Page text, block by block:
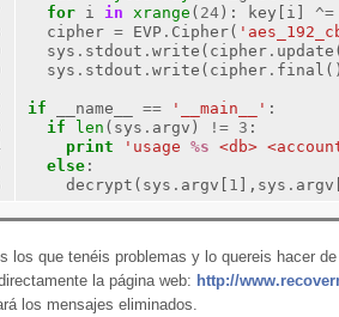
for i in xrange ( 24 ): key[i] ^=
  cipher
= EVP . Cipher(
  sys
. stdout .write(cipher .
  sys
. stdout .write(cipher .
if __name__ == '__main__' :
if
len (sys . argv) != 3 :
print
'usage %s <db>
else :
    decrypt(sys
. argv[ 1 ],sys . argv[
los que tenéis problemas y lo quereis hacer
la página web: http://
los mensajes eliminados.